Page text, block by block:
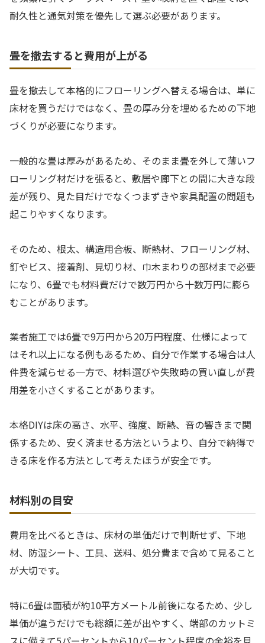
耐久性と通気対策を優先して選ぶ必要があります。
畳を撤去すると費用が上がる
畳を撤去して本格的にフローリングへ替える場合は、単に
床材を買うだけではなく、畳の厚み分を埋めるための下地
づくりが必要になります。
一般的な畳は厚みがあるため、そのまま畳を外して薄いフ
ローリング材だけを張ると、敷居や廊下との間に大きな段
差が残り、見た目だけでなくつまずきや家具配置の問題も
起こりやすくなります。
そのため、根太、構造用合板、断熱材、フローリング材、
釘やビス、接着剤、見切り材、巾木まわりの部材まで必要
になり、6畳でも材料費だけで数万円から十数万円に膨ら
むことがあります。
業者施工では6畳で9万円から20万円程度、仕様によって
はそれ以上になる例もあるため、自分で作業する場合は人
件費を減らせる一方で、材料選びや失敗時の買い直しが費
用差を小さくすることがあります。
本格DIYは床の高さ、水平、強度、断熱、音の響きまで関
係するため、安く済ませる方法というより、自分で納得で
きる床を作る方法として考えたほうが安全です。
材料別の目安
費用を比べるときは、床材の単価だけで判断せず、下地
材、防湿シート、工具、送料、処分費まで含めて見ること
が大切です。
特に6畳は面積が約10平方メートル前後になるため、少し
単価が違うだけでも総額に差が出やすく、端部のカットミ